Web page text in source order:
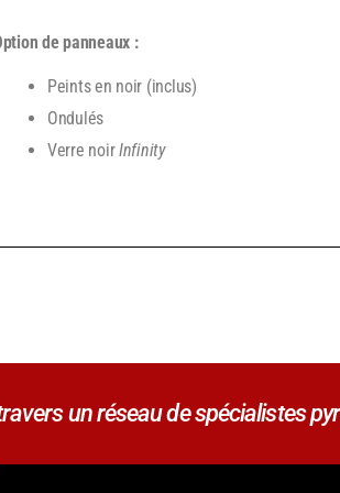
de panneaux :
Peints en noir (inclus)
Ondulés
Verre noirInfinity
un réseau de spécialistes